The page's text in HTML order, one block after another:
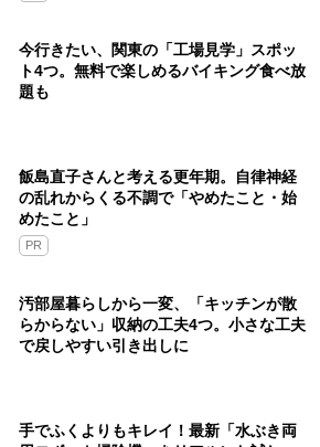
今行きたい、関東の「工場見学」スポッ
ト4つ。無料で楽しめるバイキング食べ放
題も
飯島直子さんと考える更年期。自律神経
の乱れからくる不調で「やめたこと・始
めたこと」
PR
汚部屋暮らしから一変、「キッチンが散
らからない」収納の工夫4つ。小さな工夫
で戻しやすい引き出しに
手でふくよりもキレイ！最新「水ぶき両